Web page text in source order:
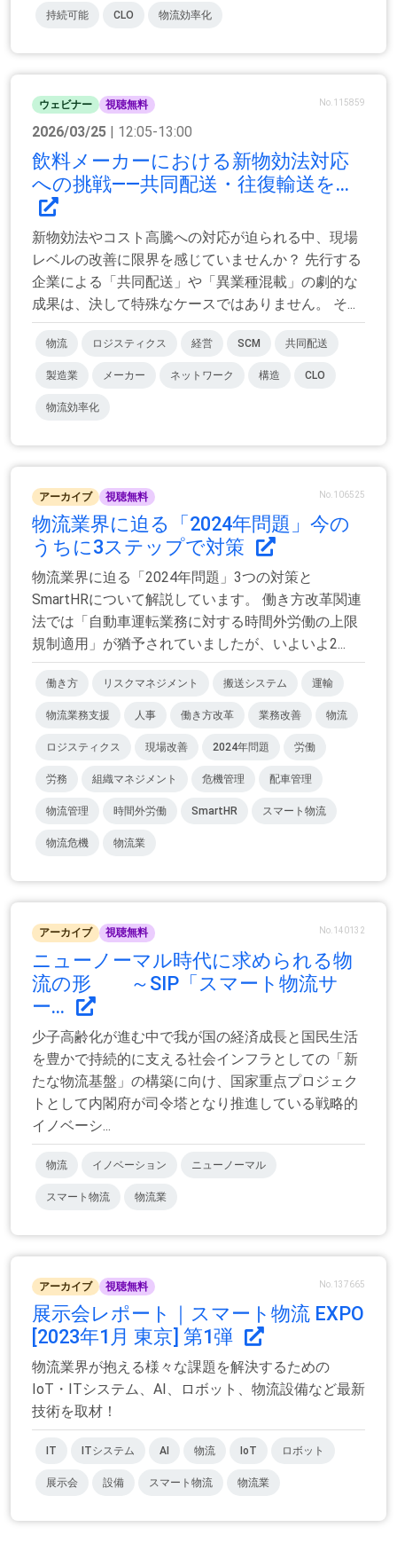
持続可能 CLO 物流効率化
ウェビナー 視聴無料 No.115859
2026/03/25 | 12:05-13:00
飲料メーカーにおける新物効法対応
への挑戦――共同配送・往復輸送を...
新物効法やコスト高騰への対応が迫られる中、現場
レベルの改善に限界を感じていませんか？ 先行する
企業による「共同配送」や「異業種混載」の劇的な
成果は、決して特殊なケースではありません。 そ...
物流 ロジスティクス 経営 SCM 共同配送
製造業 メーカー ネットワーク 構造 CLO
物流効率化
アーカイブ 視聴無料 No.106525
物流業界に迫る「2024年問題」今の
うちに3ステップで対策
物流業界に迫る「2024年問題」3つの対策と
SmartHRについて解説しています。 働き方改革関連
法では「自動車運転業務に対する時間外労働の上限
規制適用」が猶予されていましたが、いよいよ2...
働き方 リスクマネジメント 搬送システム 運輸
物流業務支援 人事 働き方改革 業務改善 物流
ロジスティクス 現場改善 2024年問題 労働
労務 組織マネジメント 危機管理 配車管理
物流管理 時間外労働 SmartHR スマート物流
物流危機 物流業
アーカイブ 視聴無料 No.140132
ニューノーマル時代に求められる物
流の形 ～SIP「スマート物流サ
ー...
少子高齢化が進む中で我が国の経済成長と国民生活
を豊かで持続的に支える社会インフラとしての「新
たな物流基盤」の構築に向け、国家重点プロジェク
トとして内閣府が司令塔となり推進している戦略的
イノベーシ...
物流 イノベーション ニューノーマル
スマート物流 物流業
アーカイブ 視聴無料 No.137665
展示会レポート｜スマート物流 EXPO
[2023年1月 東京] 第1弾
物流業界が抱える様々な課題を解決するための
IoT・ITシステム、AI、ロボット、物流設備など最新
技術を取材！
IT ITシステム AI 物流 IoT ロボット
展示会 設備 スマート物流 物流業